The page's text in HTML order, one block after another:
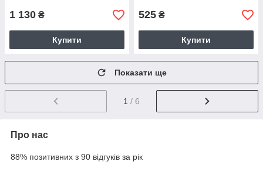
1 130 ₴
Купити
525 ₴
Купити
Показати ще
1 / 6
Про нас
88% позитивних з 90 відгуків за рік